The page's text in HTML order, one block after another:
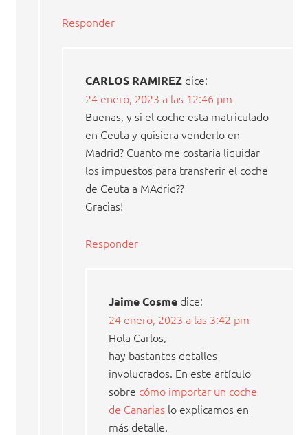
Responder
CARLOS RAMIREZ dice:
24 enero, 2023 a las 12:46 pm
Buenas, y si el coche esta matriculado
en Ceuta y quisiera venderlo en
Madrid? Cuanto me costaria liquidar
los impuestos para transferir el coche
de Ceuta a MAdrid??
Gracias!
Responder
Jaime Cosme dice:
24 enero, 2023 a las 3:42 pm
Hola Carlos,
hay bastantes detalles
involucrados. En este artículo
sobre cómo importar un coche
de Canarias lo explicamos en
más detalle.